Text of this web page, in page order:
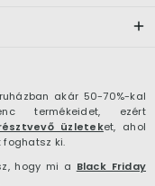
akár 50-70%-kal
termékeidet, ezért
üzleteket, ahol
ki.
hogy mi a Black Friday